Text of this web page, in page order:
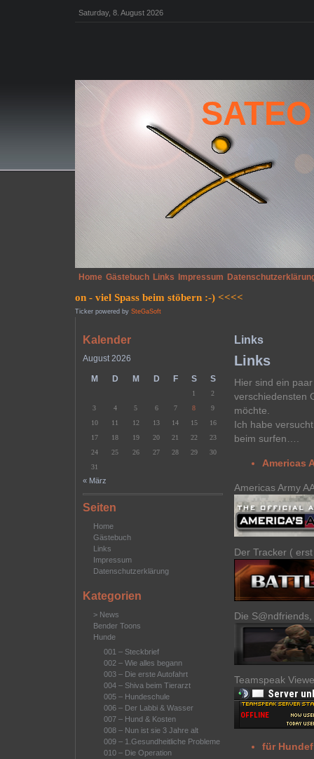
Saturday, 8. August 2026
Home Gästebuch Links Impressum
Ticker powered by SteGaSoft
Kalender
August 2026
M D M D F S S
1
2
3
4 5 6 7 8
9
10
11 12 13 14 15
16
17
18 19 20 21 22
23
24
25 26 27 28 29
30
31
« März
Seiten
Home
Gästebuch
Links
Impressum
Datenschutzerklärung
Kategorien
> News
Bender Toons
Hunde
001 – Steckbrief
002 – Wie alles begann
003 – Die erste Autofahrt
004 – Shiva beim Tierarzt
005 – Hundeschule
006 – Der Labbi & Wasser
007 – Hund & Kosten
008 – Nun ist sie 3 Jahre alt
009 – 1.Gesundheitliche Probleme
010 – Die Operation
Links
Links
Hier sind ein
verschiedensten
möchte.
Ich habe
beim surfen….
Americas
Americas Army
Der Tracker (
Die
Teamspeak
für